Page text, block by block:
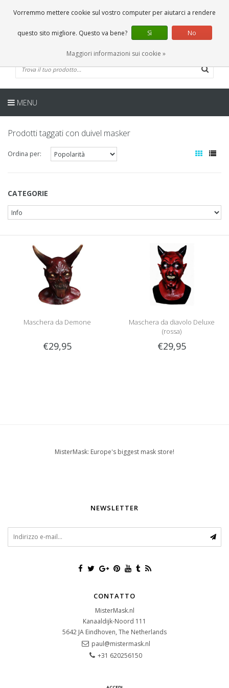
0 Articoli
IT
MENU
Prodotti taggati con duivel masker
Ordina per:
CATEGORIE
Maschera da Demone
€29,95
Maschera da diavolo Deluxe
(rossa)
€29,95
MisterMask: Europe's biggest mask store!
NEWSLETTER
CONTATTO
MisterMask.nl
Kanaaldijk-Noord 111
5642 JA Eindhoven, The Netherlands
paul@mistermask.nl
+31 620256150
Vorremmo mettere cookie sul vostro computer per aiutarci a rendere
questo sito migliore. Questo va bene? Sì No
Maggiori informazioni sui cookie »